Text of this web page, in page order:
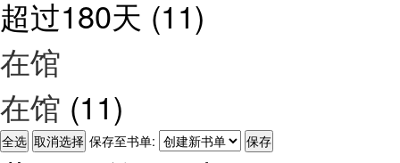
超过180天 (11)
在馆
在馆 (11)
保存至书单: